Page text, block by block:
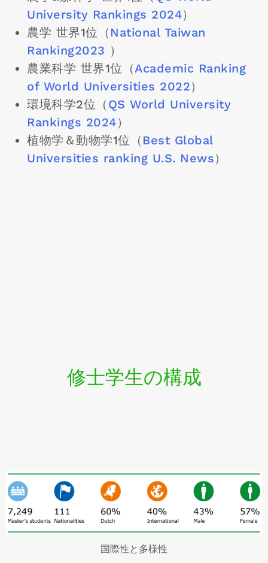
University Rankings 2024）
農学 世界1位（ National Taiwan
Ranking2023 ）
農業科学 世界1位（Academic Ranking
of World Universities 2022）
環境科学2位（ QS World University
Rankings 2024）
植物学＆動物学1位（ Best Global
Universities ranking U.S. News）
修士学生の構成
国際性と多様性